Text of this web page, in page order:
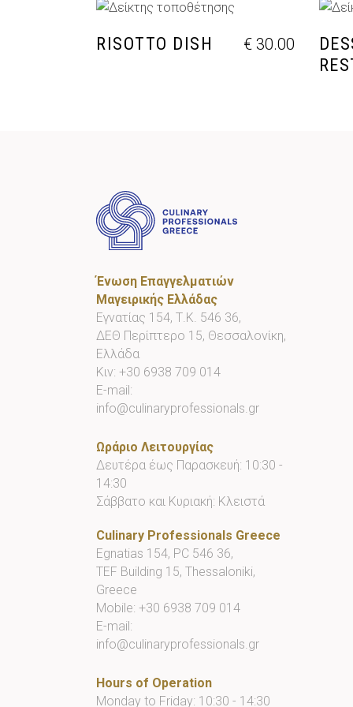
ΠΡΟΣΘΉΚΗ ΣΤΟ ΚΑΛΆΘΙ
RISOTTO DISH € 30.00
Ένωση Επαγγελματιών
Μαγειρικής Ελλάδας
Εγνατίας 154, Τ.Κ. 546 36,
ΔΕΘ Περίπτερο 15, Θεσσαλονίκη,
Ελλάδα
Κιν: +30 6938 709 014
E-mail:
info@culinaryprofessionals.gr
Ωράριο Λειτουργίας
Δευτέρα έως Παρασκευή: 10:30 -
14:30
Σάββατο και Κυριακή: Κλειστά
Culinary Professionals Greece
Egnatias 154, PC 546 36,
TEF Building 15, Thessaloniki,
Greece
Mobile: +30 6938 709 014
E-mail:
info@culinaryprofessionals.gr
Hours of Operation
Monday to Friday: 10:30 - 14:30